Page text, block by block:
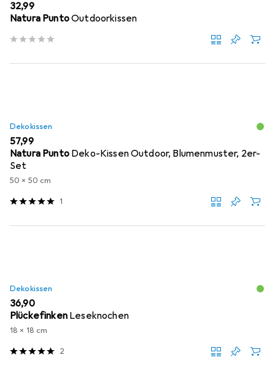
EUR
32,99
Natura PuntoOutdoorkissen
Dekokissen
EUR
57,99
Natura Punto Deko-Kissen Outdoor, Blumenmuster, 2er-
Set
50 x 50 cm
1
Dekokissen
EUR
36,90
Plückefinken Leseknochen
18 x 18 cm
2